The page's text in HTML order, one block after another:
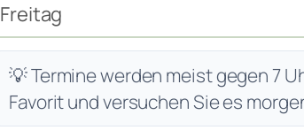
Freitag
💡 Termine werden meist gegen 7
Favorit und versuchen Sie es